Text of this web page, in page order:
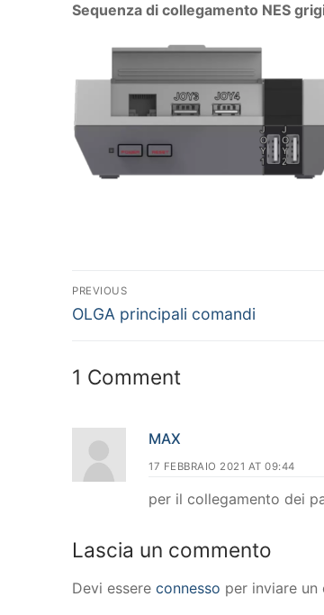
Sequenza di collegamento NES
Navigazione
articoli
PREVIOUS
Previous
OLGA principali comandi
1 Comment
MAX
17 FEBBRAIO 2021 AT 09:44
per il collegamento dei
Lascia un commento
Devi essere connesso per inviare un